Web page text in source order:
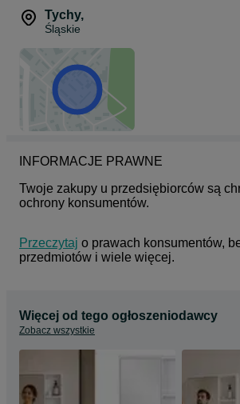
- telefonicznie.
Przy składaniu zamówienia proszę o
- adres do wysyłki;
- dane do faktury;
- nr telefonu dla kuriera;
- adres e-mail do przesłania faktury
gwarancji) - faktury wysyłam wyłącznie
Jeżeli wybiorą Państwo przedpłatę
wyślę dane do przelewu.
HD16136
Tychy,
Śląskie
INFORMACJE PRAWNE
Twoje zakupy u przedsiębiorców są
ochrony konsumentów.
Przeczytaj o prawach konsumentów,
przedmiotów i wiele więcej.
Więcej od tego ogłoszeniodawcy
Zobacz wszystkie